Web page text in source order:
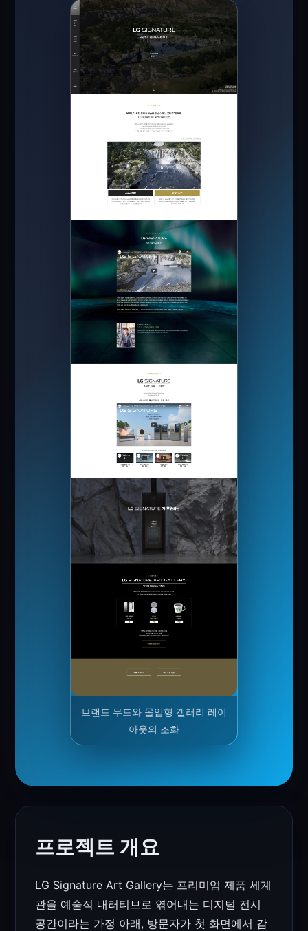
브랜드 무드와 몰입형 갤러리 레이
아웃의 조화
프로젝트 개요
LG Signature Art Gallery는 프리미엄 제품 세계
관을 예술적 내러티브로 엮어내는 디지털 전시
공간이라는 가정 아래, 방문자가 첫 화면에서 감